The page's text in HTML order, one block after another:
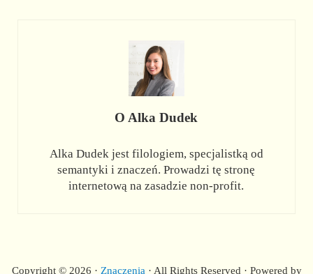
O Alka Dudek
Alka Dudek jest filologiem, specjalistką od
semantyki i znaczeń. Prowadzi tę stronę
internetową na zasadzie non-profit.
Copyright © 2026 · Znaczenia · All Rights Reserved · Powered by